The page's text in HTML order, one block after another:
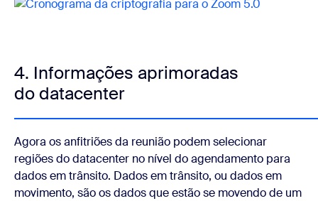
4. Informações aprimoradas
do datacenter
Agora os anfitriões da reunião podem selecionar
regiões do datacenter no nível do agendamento para
dados em trânsito. Dados em trânsito, ou dados em
movimento, são os dados que estão se movendo de um